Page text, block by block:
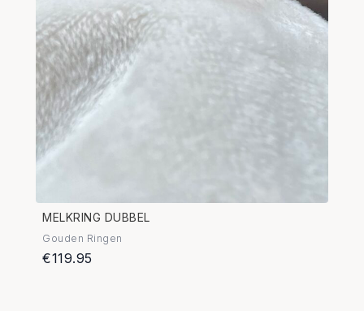
MELKRING DUBBEL
Gouden Ringen
€119.95